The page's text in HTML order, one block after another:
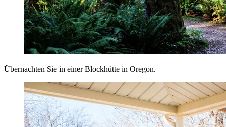
Übernachten Sie in einer Blockhütte in Oregon.